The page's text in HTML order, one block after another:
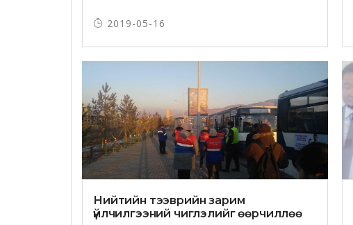
2019-05-16
Нийтийн тээврийн зарим
үйлчилгээний чиглэлийг өөрчиллөө